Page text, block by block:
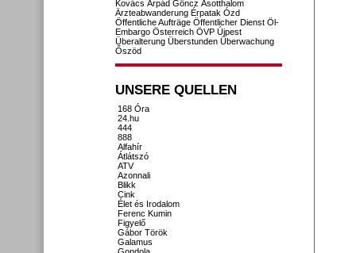
Kovács Árpád Göncz Ásotthalom
Ärzteabwanderung Érpatak Ózd
Öffentliche Aufträge Öffentlicher Dienst Öl-
Embargo Österreich ÖVP Újpest
Überalterung Überstunden Überwachung
Őszöd
UNSERE QUELLEN
168 Óra
24.hu
444
888
Alfahír
Átlátszó
ATV
Azonnali
Blikk
Cink
Élet és Irodalom
Ferenc Kumin
Figyelő
Gábor Török
Galamus